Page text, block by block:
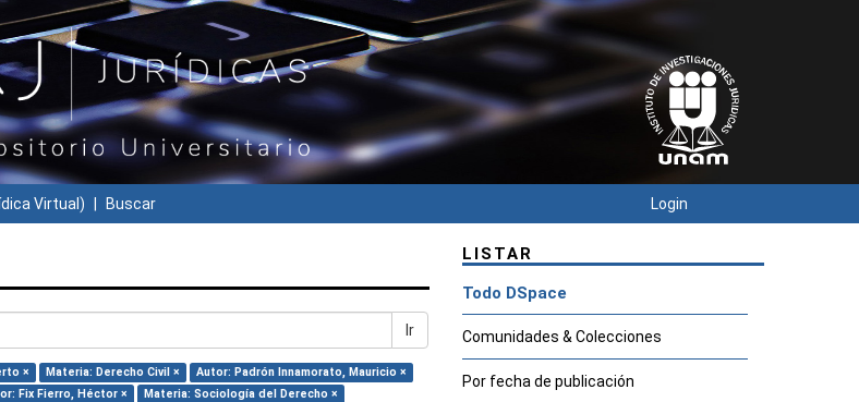
Virtual) Buscar Login
Ir
× Materia: Derecho Civil ×
Autor: Padrón Innamorato, Mauricio ×
Fix Fierro, Héctor ×
Materia: Sociología del Derecho ×
LISTAR
Todo DSpace
Comunidades & Colecciones
Por fecha de publicación